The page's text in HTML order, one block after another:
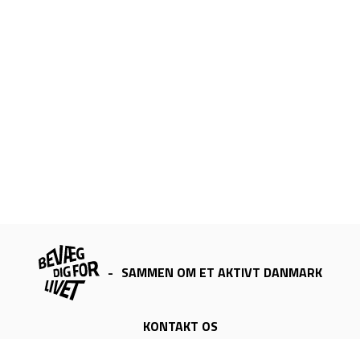
- SAMMEN OM ET AKTIVT DANMARK
KONTAKT OS